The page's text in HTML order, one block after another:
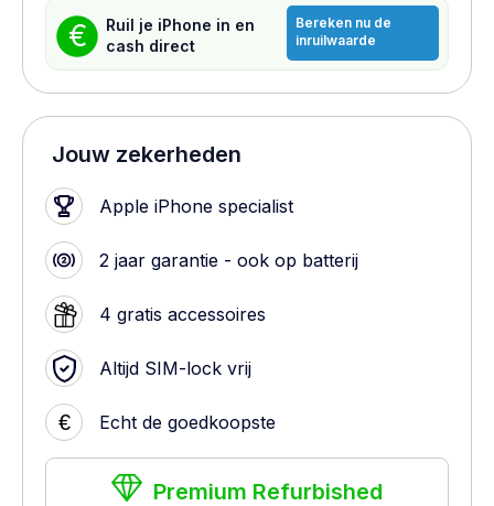
€
Ruil je iPhone in en
cash direct
Bereken nu de
inruilwaarde
Jouw zekerheden
Apple iPhone specialist
2 jaar garantie - ook op batterij
4 gratis accessoires
Altijd SIM-lock vrij
€ Echt de goedkoopste
Premium Refurbished